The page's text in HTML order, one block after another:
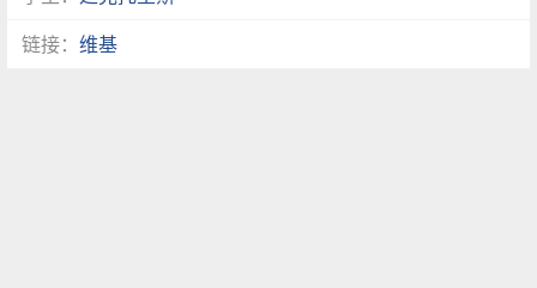
链接：维基